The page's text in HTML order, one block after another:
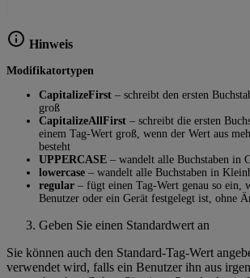
Hinweis
Modifikatortypen
CapitalizeFirst – schreibt den ersten
groß
CapitalizeAllFirst – schreibt die ersten
einem Tag-Wert groß, wenn der Wert aus
besteht
UPPERCASE – wandelt alle Buchstaben in
lowercase – wandelt alle Buchstaben in
regular – fügt einen Tag-Wert genau so ein,
Benutzer oder ein Gerät festgelegt ist, ohne
Geben Sie einen Standardwert an
Sie können auch den Standard-Tag-Wert
verwendet wird, falls ein Benutzer ihn aus